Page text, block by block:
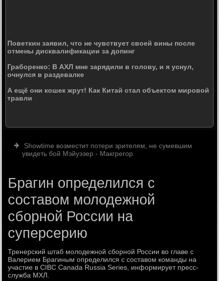
Поветкин заявил, что не чувствует своей вины после
отмены дисквалификации за допинг
Граборенко: В АХЛ мне зарядили в голову, и я уснул,
очнулся в раздевалке
А ещё они кошек жрут! Как Китай стал объектом мировой
травли
Showtime возместит потери зрителям, не сумевшим
увидеть бой Мэйуэзер - Макгрегор
Брагин определился с
составом молодежной
сборной России на
суперсерию
Тренерский штаб молодежной сборной России во главе с
Валерием Брагиным определился с составом команды на
участие в CIBC Canada Russia Series, информирует пресс-
служба МХЛ.